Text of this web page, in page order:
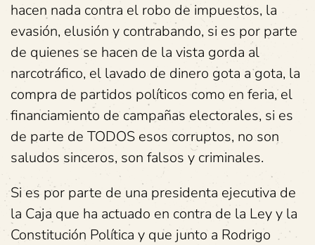
hacen nada contra el robo de impuestos, la
evasión, elusión y contrabando, si es por parte
de quienes se hacen de la vista gorda al
narcotráfico, el lavado de dinero gota a gota, la
compra de partidos políticos como en feria, el
financiamiento de campañas electorales, si es
de parte de TODOS esos corruptos, no son
saludos sinceros, son falsos y criminales.
Si es por parte de una presidenta ejecutiva de
la Caja que ha actuado en contra de la Ley y la
Constitución Política y que junto a Rodrigo